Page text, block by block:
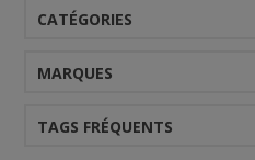
CATÉGORIES
MARQUES
TAGS FRÉQUENTS